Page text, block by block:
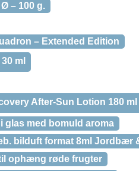
– 100 g.
– Extended Edition
ml
After-Sun Lotion 180 ml
glas med bomuld aroma
bilduft format 8ml Jordbær
ophæng røde frugter